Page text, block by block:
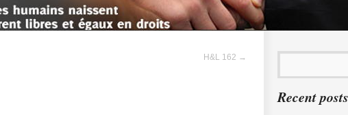
H&L 162 →
Recent posts